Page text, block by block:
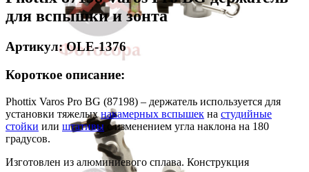
для вспышки и зонта
Артикул: OLE-1376
Короткое описание:
Phottix Varos Pro BG (87198) – держатель используется для
установки тяжелыхнакамерных вспышек на студийные
стойки или штативы с изменением угла наклона на 180
градусов.
Изготовлен из алюминиевого сплава. Конструкция